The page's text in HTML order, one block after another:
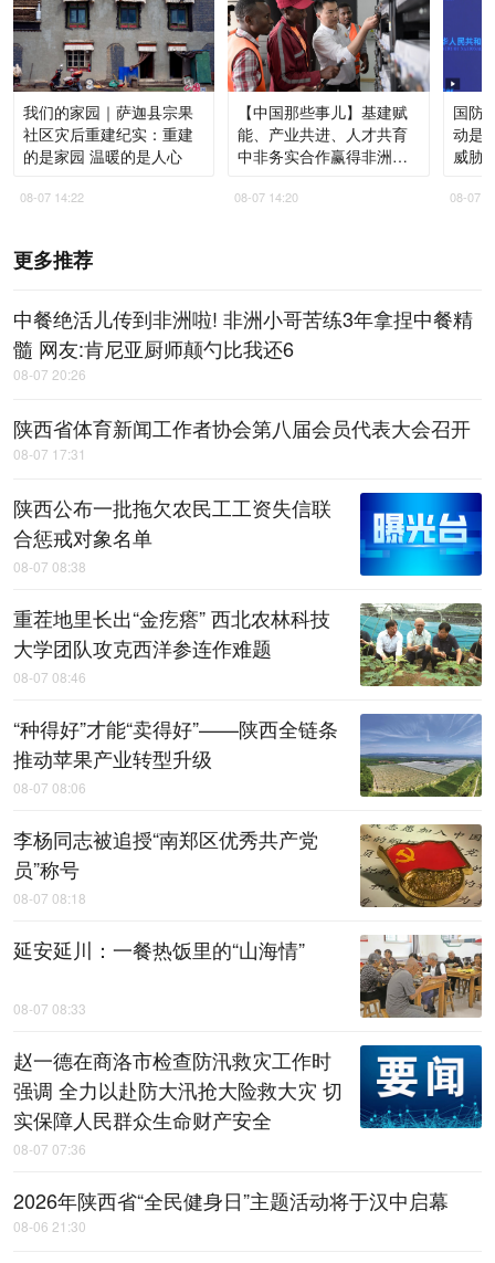
我们的家园｜萨迦县宗果
社区灾后重建纪实：重建
的是家园 温暖的是人心
08-07 14:22
【中国那些事儿】基建赋
能、产业共进、人才共育
中非务实合作赢得非洲青
08-07 14:20
国防
动是
威胁
08-07
更多推荐
中餐绝活儿传到非洲啦! 非洲小哥苦练3年拿捏中餐精
髓 网友:肯尼亚厨师颠勺比我还6
08-07 20:26
陕西省体育新闻工作者协会第八届会员代表大会召开
08-07 17:31
陕西公布一批拖欠农民工工资失信联
合惩戒对象名单
08-07 08:38
重茬地里长出“金疙瘩” 西北农林科技
大学团队攻克西洋参连作难题
08-07 08:46
“种得好”才能“卖得好”——陕西全链条
推动苹果产业转型升级
08-07 08:06
李杨同志被追授“南郑区优秀共产党
员”称号
08-07 08:18
延安延川：一餐热饭里的“山海情”
08-07 08:33
赵一德在商洛市检查防汛救灾工作时
强调 全力以赴防大汛抢大险救大灾 切
实保障人民群众生命财产安全
08-07 07:36
2026年陕西省“全民健身日”主题活动将于汉中启幕
08-06 21:30